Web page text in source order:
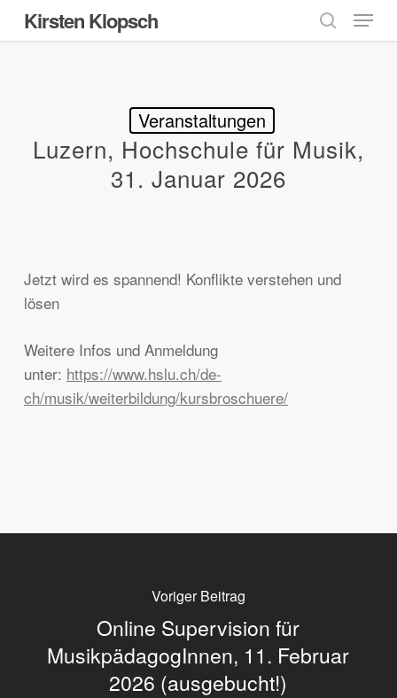
Skip
to
Kirsten Klopsch
search
Menu
Veranstaltungen
Luzern, Hochschule für Musik,
31. Januar 2026
Jetzt wird es spannend! Konflikte verstehen und
lösen
Weitere Infos und Anmeldung
unter: https://www.hslu.ch/de-
ch/musik/weiterbildung/kursbroschuere/
Voriger Beitrag
Online Supervision für
MusikpädagogInnen, 11. Februar
2026 (ausgebucht!)